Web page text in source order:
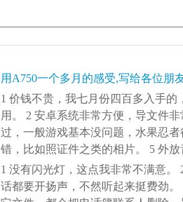
用A750一个多月的感受,写给各位朋
1 价钱不贵，我七月份四百多入手
用。 2 安卓系统非常方便，导文件
过，一般游戏基本没问题，水果忍
错，比如照证件之类的相片。 5 外
1 没有闪光灯，这点我非常不满意
话都要开扬声，不然听起来挺费劲